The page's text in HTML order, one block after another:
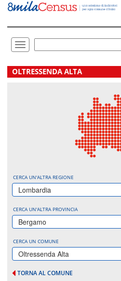
Vai
direttamente
Toggle
navigation
.
OLTRESSENDA ALTA
CERCA UN'ALTRA REGIONE
Lombardia
CERCA UN'ALTRA PROVINCIA
Bergamo
CERCA UN COMUNE
Oltressenda Alta
TORNA AL COMUNE